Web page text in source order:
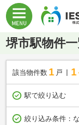
堺市駅物件
該当物件数 1 戸 1
駅で絞り込む
絞り込み条件：